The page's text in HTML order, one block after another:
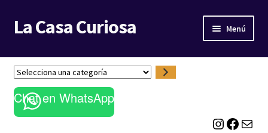
Ir
a
navegación
Ir
al
La Casa Curiosa Menú
LIBRERÍA
BLOG
S
e
l
e
Chat en WhatsApp
Instagram Facebook Correo electrónico